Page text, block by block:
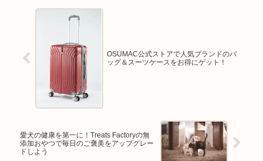
OSUMAC公式ストアで人気ブランドのバ
ッグ＆スーツケースをお得にゲット！
愛犬の健康を第一に！Treats Factoryの無
添加おやつで毎日のご褒美をアップグレー
ドしよう